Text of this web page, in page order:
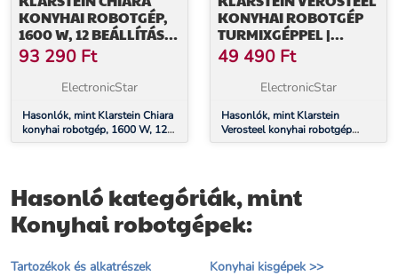
KONYHAI ROBOTGÉP,
1600 W, 12 BEÁLLÍTÁS,
ROZSDAMENTES ACÉL
TÁL, LCD KIJELZŐ,
TARTOZÉKOKKAL
93 290 Ft
ElectronicStar
Hasonlók, mint Klarstein Chiara
konyhai robotgép, 1600 W, 12
beállítás, rozsdamentes acél tál,
KONYHAI ROBOTGÉP
TURMIXGÉPPEL |
DAGASZTÁS,
HABVERÉS, FACSARÁS |
1200 W | 2 L /1,75 L
49 490 Ft
ElectronicStar
Hasonlók, mint Klarstein
Verosteel konyhai robotgép
turmixgéppel | dagasztás,
Hasonló kategóriák, mint
Konyhai robotgépek:
Tartozékok és alkatrészek
Konyhai kisgépek >>